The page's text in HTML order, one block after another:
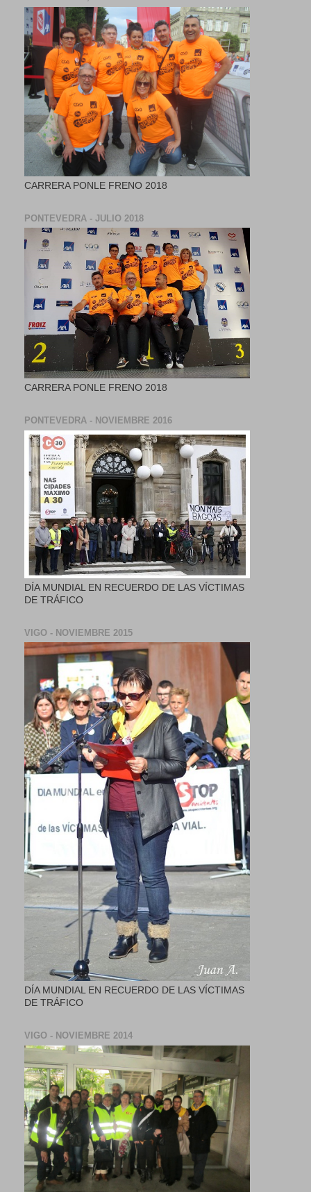
CARRERA PONLE FRENO 2018
PONTEVEDRA - JULIO 2018
CARRERA PONLE FRENO 2018
PONTEVEDRA - NOVIEMBRE 2016
DÍA MUNDIAL EN RECUERDO DE LAS VÍCTIMAS
DE TRÁFICO
VIGO - NOVIEMBRE 2015
DÍA MUNDIAL EN RECUERDO DE LAS VÍCTIMAS
DE TRÁFICO
VIGO - NOVIEMBRE 2014